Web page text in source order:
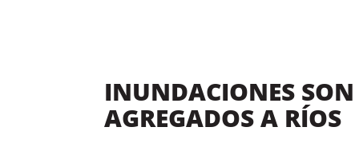
INUNDACIONES
AGREGADOS A RÍOS